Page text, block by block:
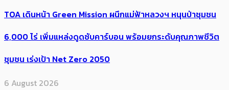
TOA เดินหน้า Green Mission ผนึกแม่ฟ้าหลวงฯ หนุนป่าชุมชน
6,000 ไร่ เพิ่ม​แหล่งดูดซับคาร์บอน พร้อมยกระดับคุณภาพชีวิต
ชุมชน เร่งเป้า​ Net Zero 2050
6 August 2026